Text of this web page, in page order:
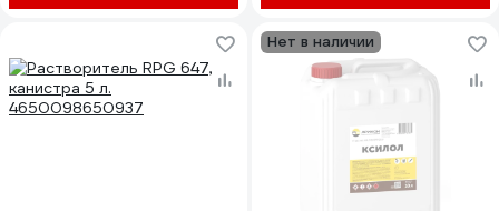
Нет в наличии